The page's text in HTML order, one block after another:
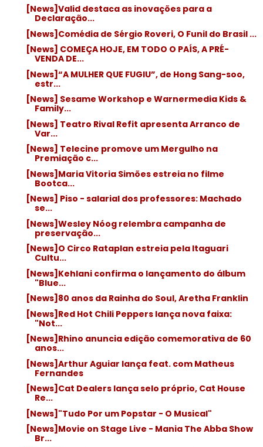
[News]Valid destaca as inovações para a
Declaração...
[News]Comédia de Sérgio Roveri, O Funil do Brasil ...
[News] COMEÇA HOJE, EM TODO O PAÍS, A PRÉ-
VENDA DE...
[News]“A MULHER QUE FUGIU”, de Hong Sang-soo,
estr...
[News] Sesame Workshop e Warnermedia Kids &
Family...
[News] Teatro Rival Refit apresenta Arranco de
Var...
[News] Telecine promove um Mergulho na
Premiação c...
[News]Maria Vitoria Simões estreia no filme
Bootca...
[News] Piso - salarial dos professores: Machado
se...
[News]Wesley Nóog relembra campanha de
preservação...
[News]O Circo Rataplan estreia pela Itaguari
Cultu...
[News]Kehlani confirma o lançamento do álbum
"Blue...
[News]80 anos da Rainha do Soul, Aretha Franklin
[News]Red Hot Chili Peppers lança nova faixa:
"Not...
[News]Rhino anuncia edição comemorativa de 60
anos...
[News]Arthur Aguiar lança feat. com Matheus
Fernandes
[News]Cat Dealers lança selo próprio, Cat House
Re...
[News]"Tudo Por um Popstar - O Musical"
[News]Movie on Stage Live - Mania The Abba Show
Br...